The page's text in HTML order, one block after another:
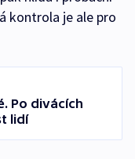
kontrola je ale pro
Po divácích
lidí